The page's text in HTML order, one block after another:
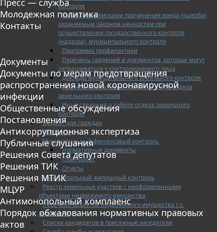
контроля
Управление рисками причинения вреда (ущерба)
охраняемым законом ценностям при
осуществлении государственного контроля
(надзора), муниципального контроля
Программа профилактики
Перечень сведений и документов, которые могут
запрашиваться у контролируемого лица
Доклады муниципального земельного контроля
Проекты нормативно-правовых актов отдела
земельного контроля
Иные сведения о работе отдела земельного
контроля
Бюджет для граждан
Росреестр
Муниципальный финансовый контроль
Нормативные документы
План работ
Отчеты
Муниципальный жилищный контроль
Реестр земельных участков с неоформленными
объектами недвижимого имущества
Перечень объектов недвижимого имущества г.о.
Жуковский
Списки кандидатов в присяжные заседатели
Пресс — служба
Молодежная политика
Контакты
Документы
Документы по мерам предотвращения
распространения новой коронавирусной
инфекции
Общественные обсуждения
Постановления
Антикоррупционная экспертиза
Публичные слушания
Решения Совета депутатов
Решения ТИК
Решения МТИК
МЦУР
Антимонопольный комплаенс
Порядок обжалования нормативных правовых
актов